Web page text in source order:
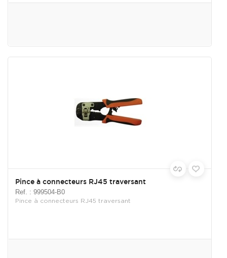
Pince à connecteurs RJ45 traversant
Ref. : 999504-B0
Pince à connecteurs RJ45 traversant